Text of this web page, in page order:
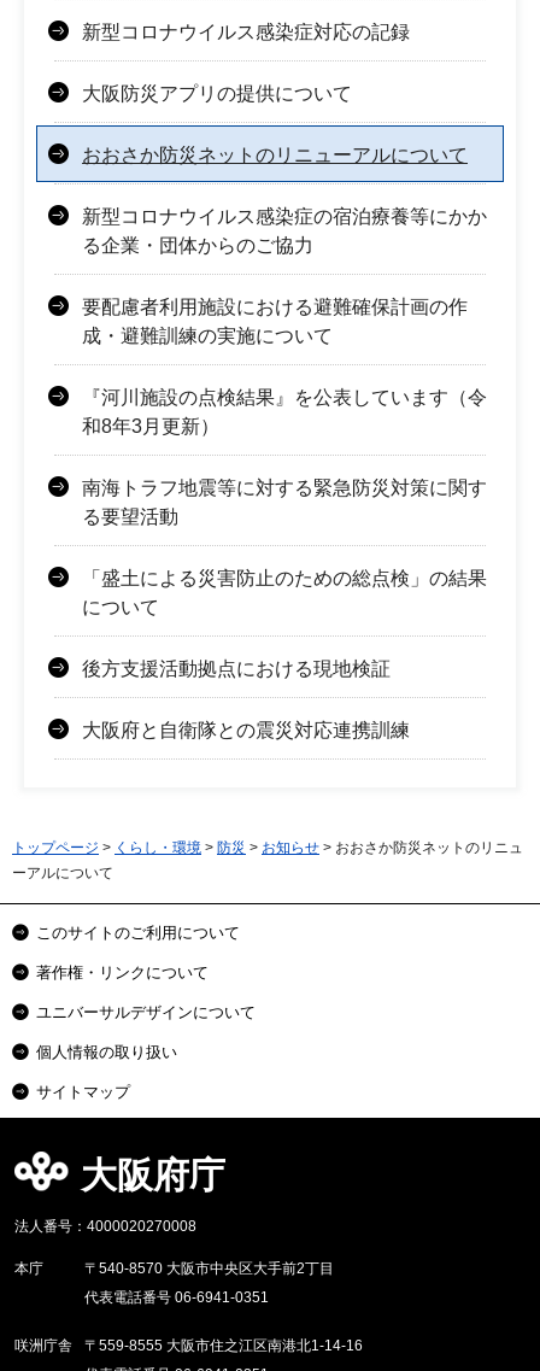
新型コロナウイルス感染症対応の記録
大阪防災アプリの提供について
おおさか防災ネットのリニューアルについて
新型コロナウイルス感染症の宿泊療養等にかか
る企業・団体からのご協力
要配慮者利用施設における避難確保計画の作
成・避難訓練の実施について
『河川施設の点検結果』を公表しています（令
和8年3月更新）
南海トラフ地震等に対する緊急防災対策に関す
る要望活動
「盛土による災害防止のための総点検」の結果
について
後方支援活動拠点における現地検証
大阪府と自衛隊との震災対応連携訓練
トップページ > くらし・環境 > 防災 > お知らせ > おおさか防災ネットのリニュ
ーアルについて
このサイトのご利用について
著作権・リンクについて
ユニバーサルデザインについて
個人情報の取り扱い
サイトマップ
大阪府庁
法人番号：4000020270008
本庁
〒540-8570 大阪市中央区大手前2丁目
代表電話番号 06-6941-0351
咲洲庁舎
〒559-8555 大阪市住之江区南港北1-14-16